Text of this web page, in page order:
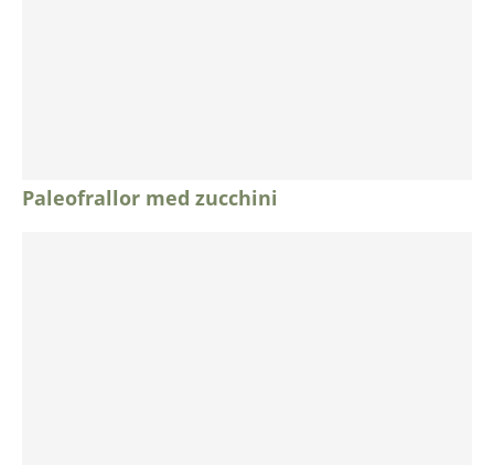
Paleofrallor med zucchini